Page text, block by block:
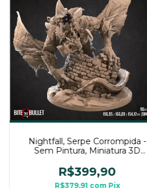
Nightfall, Serpe Corrompida -
Sem Pintura, Miniatura 3D
R$399,90
R$379,91 com Pix